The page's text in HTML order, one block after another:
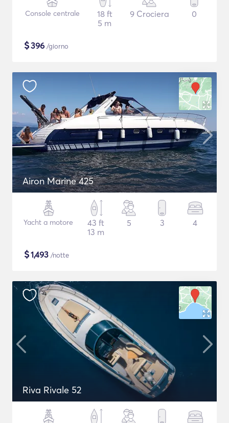
Console centrale
18 ft
5 m
9 Crociera 0
$396 /giorno
Airon Marine 425
Yacht a motore
43 ft
13 m
5 3 4
$1,493 /notte
Riva Rivale 52